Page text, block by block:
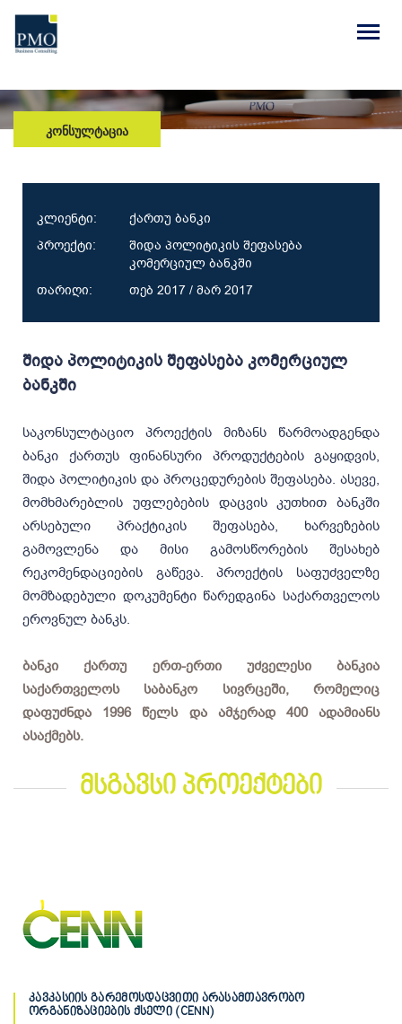
ᲙᲝᲜᲡᲣᲚᲢᲐᲪᲘᲐ
კლიენტი:
ქართუ ბანკი
პროექტი:
შიდა პოლიტიკის შეფასება
კომერციულ ბანკში
თარიღი:
თებ 2017 / მარ 2017
შიდა პოლიტიკის შეფასება კომერციულ
ბანკში
საკონსულტაციო პროექტის მიზანს წარმოადგენდა
ბანკი ქართუს ფინანსური პროდუქტების გაყიდვის,
შიდა პოლიტიკის და პროცედურების შეფასება. ასევე,
მომხმარებლის უფლებების დაცვის კუთხით ბანკში
არსებული პრაქტიკის შეფასება, ხარვეზების
გამოვლენა და მისი გამოსწორების შესახებ
რეკომენდაციების გაწევა. პროექტის საფუძველზე
მომზადებული დოკუმენტი წარედგინა საქართველოს
ეროვნულ ბანკს.
ბანკი ქართუ ერთ-ერთი უძველესი ბანკია
საქართველოს საბანკო სივრცეში, რომელიც
დაფუძნდა 1996 წელს და ამჯერად 400 ადამიანს
ასაქმებს.
მსგავსი პროექტები
კავკასიის გარემოსდაცვითი არასამთავრობო
ორგანიზაციების ქსელი (CENN)